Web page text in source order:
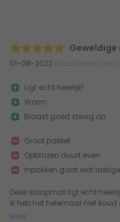
Geweldige
01-08-2022
Deze slaapmat ligt echt
ik heb het helemaal niet koud
Meer
Ligt echt heerlijk!
Warm
Blaast goed stevig op
Groot pakket
Opblazen duurt even
Inpakken gaat wat